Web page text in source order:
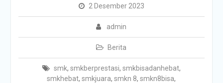
2 Desember 2023
admin
Berita
smk, smkberprestasi, smkbisadanhebat,
smkhebat,smkjuara,smkn 8,smkn8bisa,